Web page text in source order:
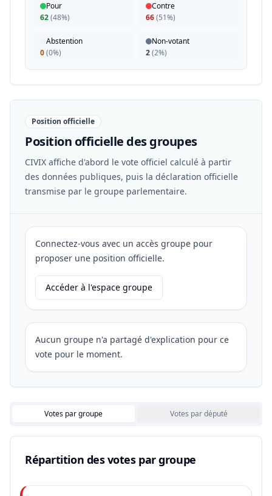
Pour
62(48%)
Contre
66(51%)
Abstention
0(0%)
Non-votant
2(2%)
Position officielle
Position officielle des groupes
CIVIX affiche d'abord le vote officiel calculé à partir
des données publiques, puis la déclaration officielle
transmise par le groupe parlementaire.
Connectez-vous avec un accès groupe pour
proposer une position officielle.
Accéder à l'espace groupe
Aucun groupe n'a partagé d'explication pour ce
vote pour le moment.
Votes par groupe Votes par député
Répartition des votes par groupe